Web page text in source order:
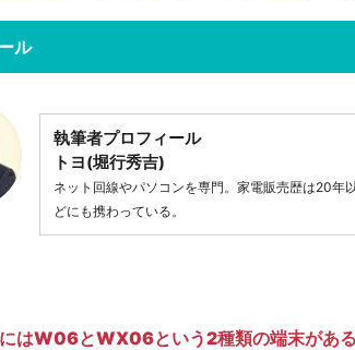
ル
執筆者プロフィール
トヨ(堀行秀吉)
ネット回線やパソコンを専門。家電販売歴は20年
どにも携わっている。
はW06とWX06という2種類の端末がある